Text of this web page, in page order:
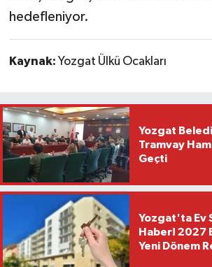
hedefleniyor.
Kaynak: Yozgat Ülkü Ocakları
Yozgat
Tramvay
Geçti
Yozgat'ta Ev
Haber! 2027
Yeni Dönem